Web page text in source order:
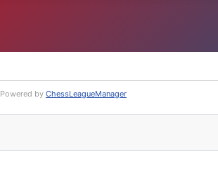
Powered by ChessLeagueManager